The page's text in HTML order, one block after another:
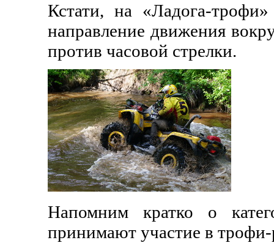
Кстати, на «Ладога-
направление движения
против часовой стрелки.
Напомним кратко о
принимают участие в